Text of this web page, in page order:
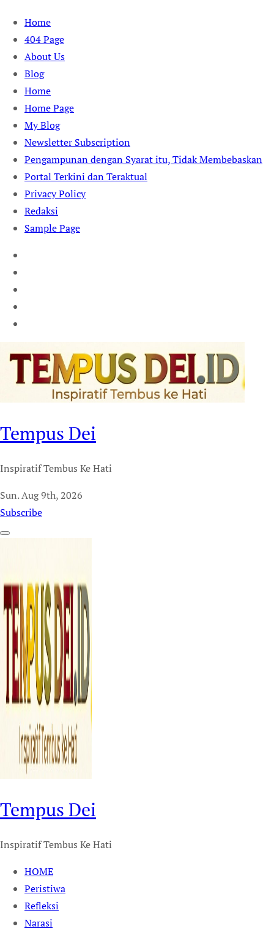
Skip
content
Home
404 Page
About Us
Blog
Home
Home Page
My Blog
Newsletter Subscription
Pengampunan dengan Syarat itu, Tidak Membebaskan
Portal Terkini dan Teraktual
Privacy Policy
Redaksi
Sample Page
Tempus Dei
Inspiratif Tembus Ke Hati
Sun. Aug 9th, 2026
Subscribe
Tempus Dei
Inspiratif Tembus Ke Hati
HOME
Peristiwa
Refleksi
Narasi